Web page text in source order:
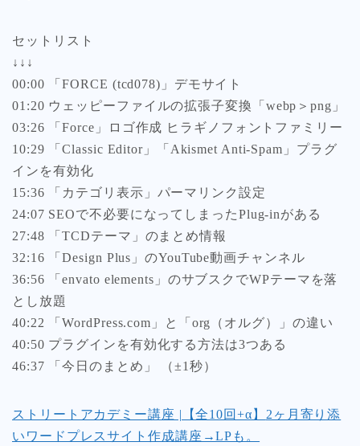
セットリスト
↓↓↓
00:00 「FORCE (tcd078)」デモサイト
01:20 ウェッピーファイルの拡張子変換「webp＞png」
03:26 「Force」ロゴ作成 ヒラギノフォントファミリー
10:29 「Classic Editor」「Akismet Anti-Spam」プラグ
インを有効化
15:36 「カテゴリ表示」パーマリンク設定
24:07 SEOで不必要になってしまったPlug-inがある
27:48 「TCDテーマ」のまとめ情報
32:16 「Design Plus」のYouTube動画チャンネル
36:56 「envato elements」のサブスクでWPテーマを落
とし放題
40:22 「WordPress.com」と「org（オルグ）」の違い
40:50 プラグインを有効化する方法は3つある
46:37 「今日のまとめ」 （±1秒）
ストリートアカデミー講座 |【全10回+α】 2ヶ月寄り添
いワードプレスサイト作成講座→LPも。